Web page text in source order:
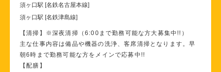
須ヶ口駅 [名鉄名古屋本線]
須ヶ口駅 [名鉄津島線]
【清掃】※深夜清掃（6:00まで勤務可能な方大募集中!!）
主な仕事内容は備品や機器の洗浄、客席清掃となります。早
朝6時まで勤務可能な方をメインで応募中!!
【配膳】